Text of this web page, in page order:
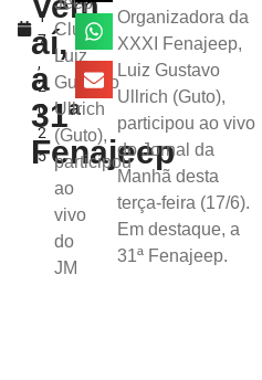
1
7
,
2
0
2
5
aí,
a
31ª
Fenajeep
Clube,
Luiz
Gustavo
Ullrich
(Guto),
participou
ao
vivo
do
JM
Organizadora da
XXXI Fenajeep,
Luiz Gustavo
Ullrich (Guto),
participou ao vivo
do Jornal da
Manhã desta
terça-feira (17/6).
Em destaque, a
31ª Fenajeep.